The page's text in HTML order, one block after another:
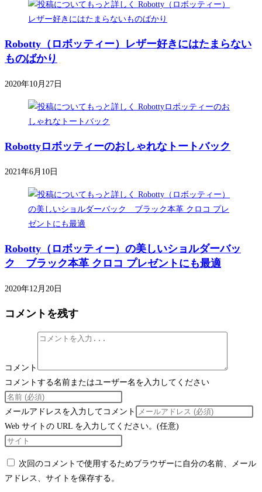
Robotty（ロボッティー）レザー好きにはたまらない
ものばかり
2020年10月27日
Robottyロボッティーのおしゃれなトートバック
2021年6月10日
Robotty（ロボッティー）の美しいショルダーバッ
ク ブラック本革 クロコ プレゼントにも最適
2020年12月20日
コメントを残す
コメント
コメントする名前またはユーザー名を入力してください
メールアドレスを入力してコメント
Web サイトの URL を入力してください。(任意)
次回のコメントで使用するためブラウザーに自分の名前、メール
アドレス、サイトを保存する。